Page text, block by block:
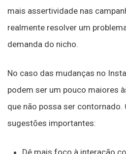
mais assertividade nas
realmente resolver um
demanda do nicho.
No caso das mudanças no
podem ser um pouco maiores
que não possa ser contornado.
sugestões importantes:
Dê mais foco à interação